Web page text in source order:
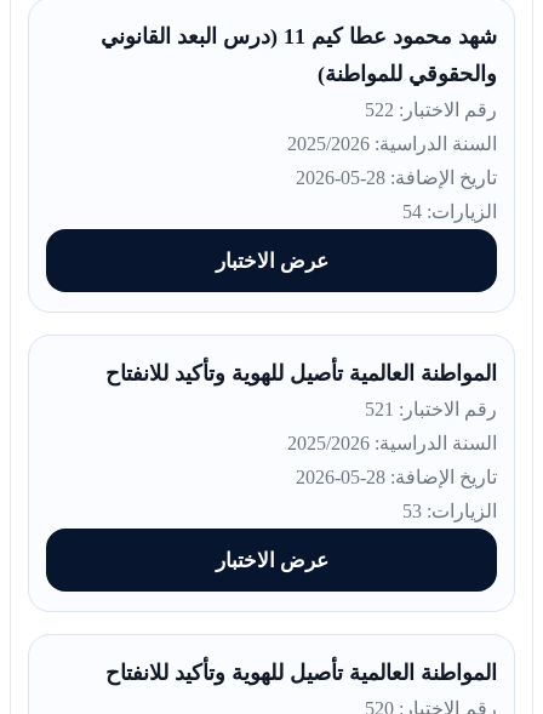
شهد محمود عطا کیم 11 (درس البعد القانوني
والحقوقي للمواطنة)
رقم الاختبار: 522
السنة الدراسية: 2025/2026
تاريخ الإضافة: 28-05-2026
الزيارات: 54
عرض الاختبار
المواطنة العالمية تأصيل للهوية وتأكيد للانفتاح
رقم الاختبار: 521
السنة الدراسية: 2025/2026
تاريخ الإضافة: 28-05-2026
الزيارات: 53
عرض الاختبار
المواطنة العالمية تأصيل للهوية وتأكيد للانفتاح
رقم الاختبار: 520